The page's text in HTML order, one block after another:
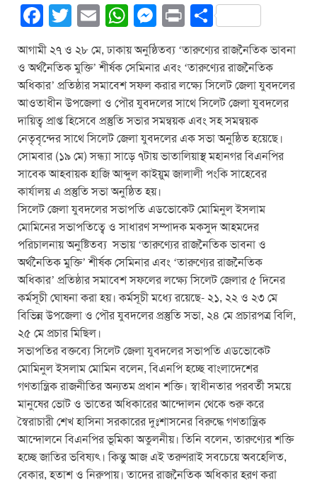
F
a
c
e
b
o
o
k
T
tt
er
E
m
ail
W
at
s
A
p
p
M
ss
e
n
g
er
Pr
in
t
S
ar
e
আগামী ২৭ ও ২৮ মে, ঢাকায় অনুষ্ঠিতব্য ‘তারুণ্যের রাজনৈতিক ভাবনা
ও অর্থনৈতিক মুক্তি’ শীর্ষক সেমিনার এবং ‘তারুণ্যের রাজনৈতিক
অধিকার’ প্রতিষ্ঠার সমাবেশ সফল করার লক্ষ্যে সিলেট জেলা যুবদলের
আওতাধীন উপজেলা ও পৌর যুবদলের সাথে সিলেট জেলা যুবদলের
দায়িত্ব প্রাপ্ত হিসেবে প্রস্তুতি সভার সমন্বয়ক এবং সহ সমন্বয়ক
নেতৃবৃন্দের সাথে সিলেট জেলা যুবদলের এক সভা অনুষ্ঠিত হয়েছে।
সোমবার (১৯ মে) সন্ধ্যা সাড়ে ৭টায় ভাতালিয়াস্থ মহানগর বিএনপির
সাবেক আহবায়ক হাজি আব্দুল কাইয়ুম জালালী পংকি সাহেবের
কার্যালয় এ প্রস্তুতি সভা অনুষ্ঠিত হয়।
সিলেট জেলা যুবদলের সভাপতি এডভোকেট মোমিনুল ইসলাম
মোমিনের সভাপতিত্বে ও সাধারণ সম্পাদক মকসুদ আহমদের
পরিচালনায় অনুষ্টিতব্য সভায় ‘তারুণ্যের রাজনৈতিক ভাবনা ও
অর্থনৈতিক মুক্তি’ শীর্ষক সেমিনার এবং ‘তারুণ্যের রাজনৈতিক
অধিকার’ প্রতিষ্ঠার সমাবেশ সফলের লক্ষ্যে সিলেট জেলার ৫ দিনের
কর্মসূচী ঘোষনা করা হয়। কর্মসূচী মধ্যে রয়েছে- ২১, ২২ ও ২৩ মে
বিভিন্ন উপজেলা ও পৌর যুবদলের প্রস্তুতি সভা, ২৪ মে প্রচারপত্র বিলি,
২৫ মে প্রচার মিছিল।
সভাপতির বক্তব্যে সিলেট জেলা যুবদলের সভাপতি এডভোকেট
মোমিনুল ইসলাম মোমিন বলেন, বিএনপি হচ্ছে বাংলাদেশের
গণতান্ত্রিক রাজনীতির অন্যতম প্রধান শক্তি। স্বাধীনতার পরবর্তী সময়ে
মানুষের ভোট ও ভাতের অধিকারের আন্দোলন থেকে শুরু করে
স্বৈরাচারী শেখ হাসিনা সরকারের দুঃশাসনের বিরুদ্ধে গণতান্ত্রিক
আন্দোলনে বিএনপির ভূমিকা অতুলনীয়। তিনি বলেন, তারুণ্যের শক্তি
হচ্ছে জাতির ভবিষ্যৎ। কিন্তু আজ এই তরুণরাই সবচেয়ে অবহেলিত,
বেকার, হতাশ ও নিরুপায়। তাদের রাজনৈতিক অধিকার হরণ করা